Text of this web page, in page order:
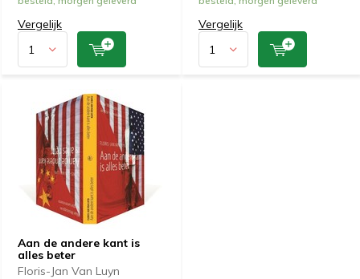
Vergelijk Vergelijk
Aan de andere kant is
alles beter
Floris-Jan Van Luyn